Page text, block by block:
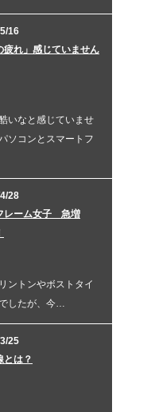
16
疲れ」感じていません
いなと感じていませ
ソコンとスマートフ
28
レーム女子 急増
ントンやボストタイ
したが、今…
25
とは？